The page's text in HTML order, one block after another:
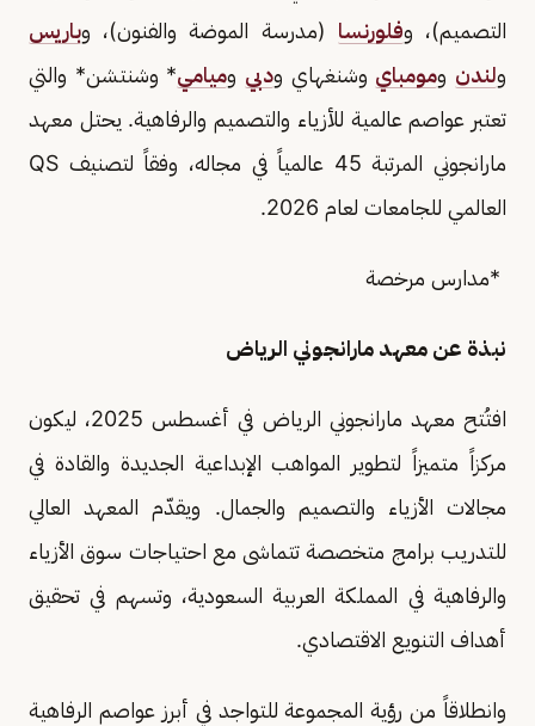
التصميم)، وفلورنسا (مدرسة الموضة والفنون)، وباريس
ولندن ومومباي وشنغهاي ودبي وميامي* وشنتشن* والتي
تعتبر عواصم عالمية للأزياء والتصميم والرفاهية. يحتل معهد
مارانجوني المرتبة 45 عالمياً في مجاله، وفقاً لتصنيف QS
العالمي للجامعات لعام 2026.
*مدارس مرخصة
نبذة عن معهد مارانجوني الرياض
افتُتح معهد مارانجوني الرياض في أغسطس 2025، ليكون
مركزاً متميزاً لتطوير المواهب الإبداعية الجديدة والقادة في
مجالات الأزياء والتصميم والجمال. ويقدّم المعهد العالي
للتدريب برامج متخصصة تتماشى مع احتياجات سوق الأزياء
والرفاهية في المملكة العربية السعودية، وتسهم في تحقيق
أهداف التنويع الاقتصادي.
وانطلاقاً من رؤية المجموعة للتواجد في أبرز عواصم الرفاهية